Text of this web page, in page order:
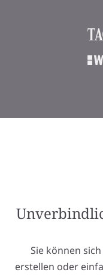
Sie können
erstellen oder